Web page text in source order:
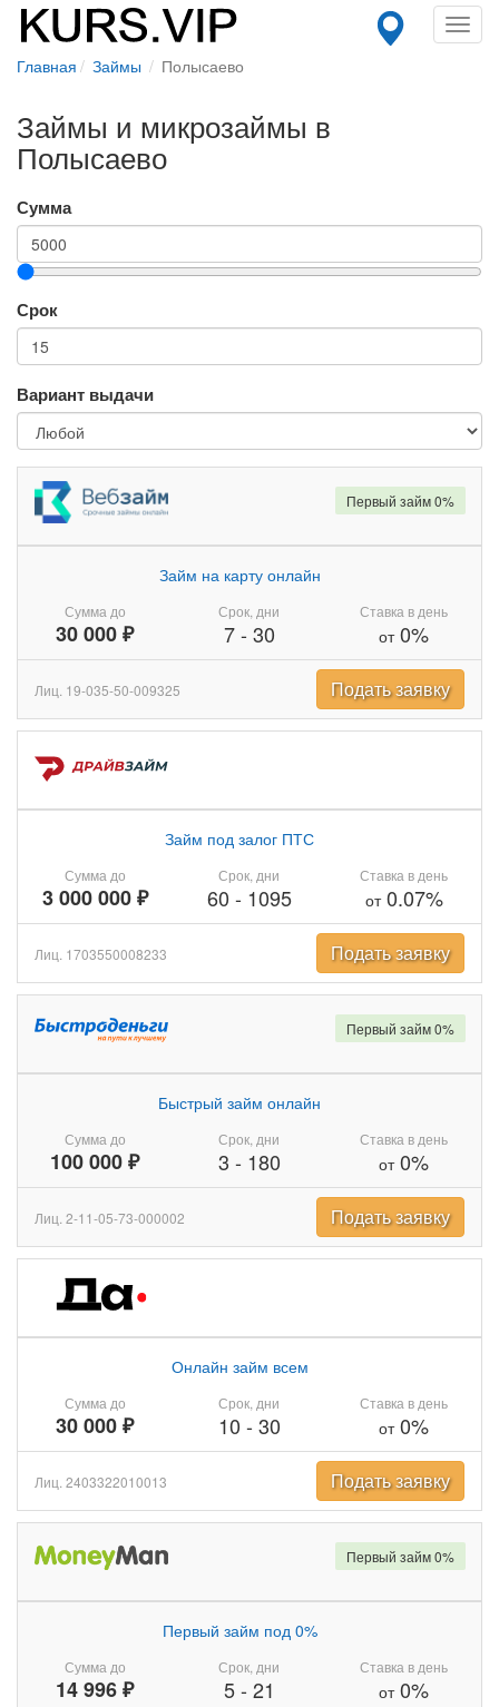
Главная Займы Полысаево
Займы и микрозаймы в
Полысаево
Сумма
Срок
Вариант выдачи
Сумма до
30 000 ₽
Займ на карту онлайн
Срок, дни
7- 30
Ставка в день
от0%
Первый займ 0%
Лиц. 19-035-50-009325 Подать заявку
Сумма до
3 000 000 ₽
Займ под залог ПТС
Срок, дни
60 - 1095
Ставка в день
от0.07%
Лиц. 1703550008233 Подать заявку
Сумма до
100 000 ₽
Быстрый займ онлайн
Срок, дни
3 - 180
Ставка в день
от0%
Первый займ 0%
Лиц. 2-11-05-73-000002 Подать заявку
Сумма до
30 000 ₽
Онлайн займ всем
Срок, дни
10 - 30
Ставка в день
от0%
Лиц. 2403322010013 Подать заявку
Сумма до
14 996 ₽
Первый займ под 0%
Срок, дни
5- 21
Ставка в день
от0%
Первый займ 0%